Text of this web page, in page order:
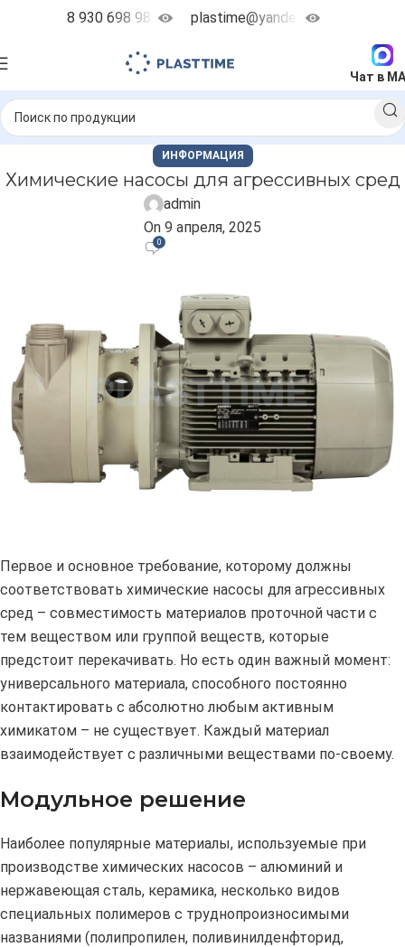
8 930 698 98 38 plastime@yandex.ru
Чат в
ИНФОРМАЦИЯ
Химические насосы для агрессивных сред
admin
On 9 апреля, 2025
0
Первое и основное требование, которому должны
соответствовать химические насосы для агрессивных
сред – совместимость материалов проточной части с
тем веществом или группой веществ, которые
предстоит перекачивать. Но есть один важный момент:
универсального материала, способного постоянно
контактировать с абсолютно любым активным
химикатом – не существует. Каждый материал
взаимодействует с различными веществами по-своему.
Модульное решение
Наиболее популярные материалы, используемые при
производстве химических насосов – алюминий и
нержавеющая сталь, керамика, несколько видов
специальных полимеров с труднопроизносимыми
названиями (полипропилен, поливинилденфторид,